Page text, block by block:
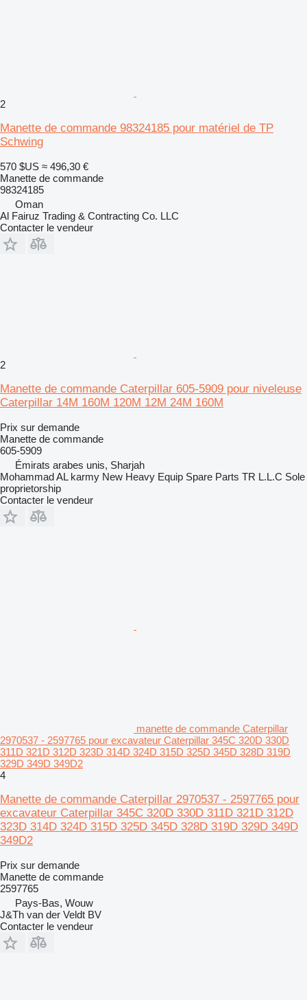
2
Manette de commande 98324185 pour matériel de TP
Schwing
570 $US ≈ 496,30 €
Manette de commande
98324185
Oman
Al Fairuz Trading & Contracting Co. LLC
Contacter le vendeur
2
Manette de commande Caterpillar 605-5909 pour niveleuse
Caterpillar 14M 160M 120M 12M 24M 160M
Prix sur demande
Manette de commande
605-5909
Émirats arabes unis, Sharjah
Mohammad AL karmy New Heavy Equip Spare Parts TR L.L.C Sole
proprietorship
Contacter le vendeur
manette de commande Caterpillar
2970537 - 2597765 pour excavateur Caterpillar 345C 320D 330D
311D 321D 312D 323D 314D 324D 315D 325D 345D 328D 319D
329D 349D 349D2
4
Manette de commande Caterpillar 2970537 - 2597765 pour
excavateur Caterpillar 345C 320D 330D 311D 321D 312D
323D 314D 324D 315D 325D 345D 328D 319D 329D 349D
349D2
Prix sur demande
Manette de commande
2597765
Pays-Bas, Wouw
J&Th van der Veldt BV
Contacter le vendeur